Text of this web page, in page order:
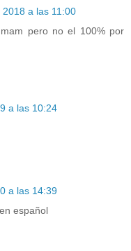
a las 11:00
pero no el 100% por
a las 10:24
a las 14:39
español